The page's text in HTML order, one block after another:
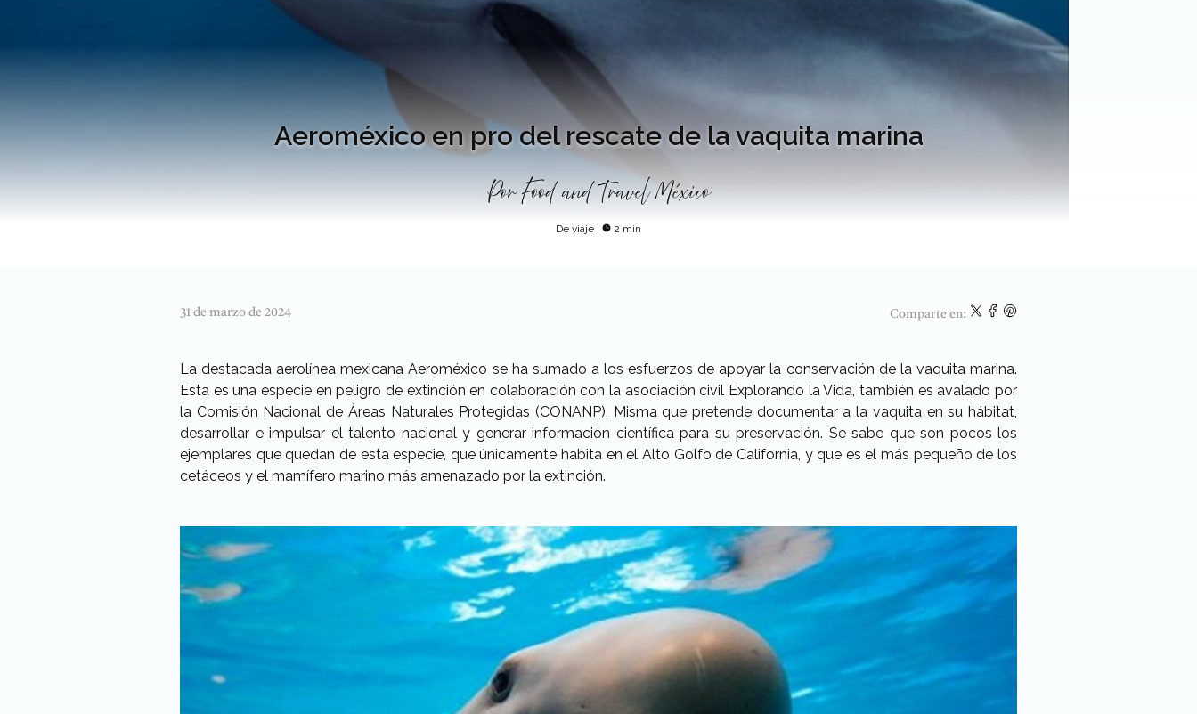
Aeroméxico en pro del rescate de la vaquita marina
Por Food and Travel México
De viaje | 2 min
31 de marzo de 2024 Comparte en:
La destacada aerolínea mexicana Aeroméxico se ha sumado a los esfuerzos de apoyar la conservación de la vaquita marina.
Esta es una especie en peligro de extinción en colaboración con la asociación civil Explorando la Vida, también es avalado por
la Comisión Nacional de Áreas Naturales Protegidas (CONANP). Misma que pretende documentar a la vaquita en su hábitat,
desarrollar e impulsar el talento nacional y generar información científica para su preservación. Se sabe que son pocos los
ejemplares que quedan de esta especie, que únicamente habita en el Alto Golfo de California, y que es el más pequeño de los
cetáceos y el mamífero marino más amenazado por la extinción.